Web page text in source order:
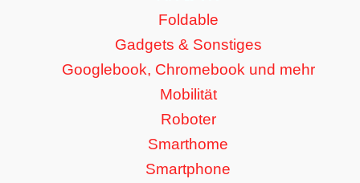
Foldable
Gadgets & Sonstiges
Googlebook, Chromebook und mehr
Mobilität
Roboter
Smarthome
Smartphone